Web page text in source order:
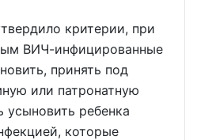
критерии, при
ВИЧ-инфицированные
принять под
или патронатную
усыновить ребенка
которые